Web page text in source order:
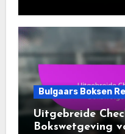
Bulgaars Boksen
Uitgebreide
Bokswetgeving